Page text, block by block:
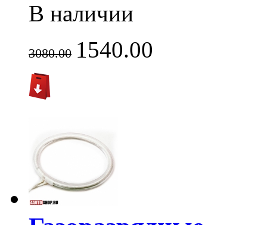
В наличии
3080.00 1540.00